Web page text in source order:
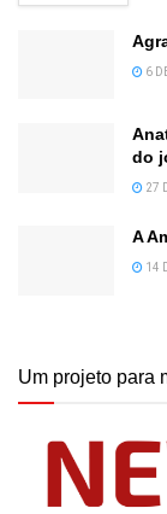
6
do
27
A
14
Um projeto para